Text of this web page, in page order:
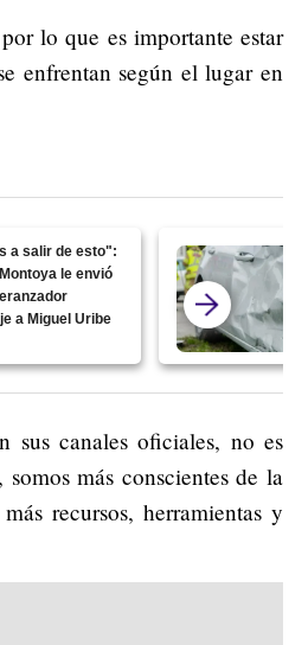
lo que es importante estar
enfrentan según el lugar en
a salir de esto":
Montoya le envió
a Miguel Uribe
canales oficiales, no es
más conscientes de la
recursos, herramientas y